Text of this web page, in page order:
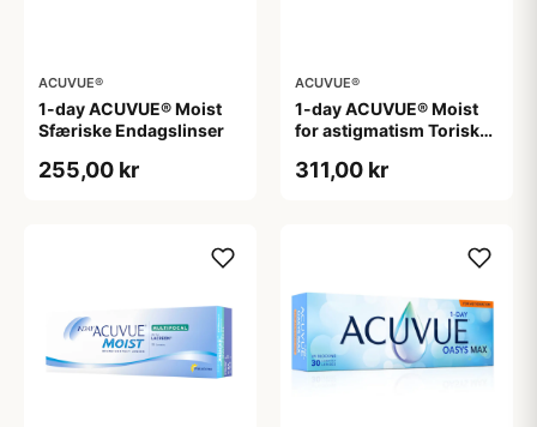
ACUVUE®
1-day ACUVUE® Moist
Sfæriske Endagslinser
255,00 kr
ACUVUE®
1-day ACUVUE® Moist
for astigmatism Toriske /
Endagslinser
311,00 kr